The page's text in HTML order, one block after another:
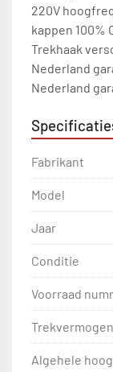
220V
kappen 100%
Trekhaak
Nederland
Nederland
Fabrikant
Model
Jaar
Conditie
Voorraad
Algehele